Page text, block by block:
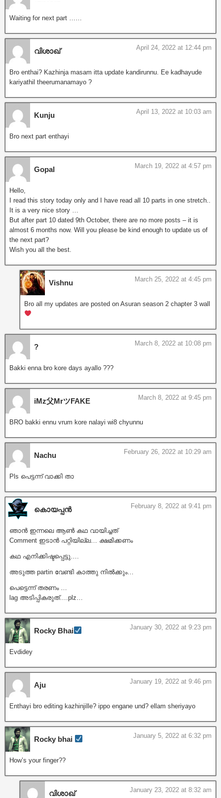
Waiting for next part ……
വിശാഖ് April 24, 2022 at 12:44 pm
Bro enthai? Kazhinja masam itta update kandirunnu. Ee kadhayude
kariyathil theerumanamayo ?
Kunju April 13, 2022 at 10:03 am
Bro next part enthayi
Gopal March 19, 2022 at 4:57 pm
Hello,
I read this story today only and I have read all 10 parts in one stretch..
It is a very nice story …
But after part 10 dated 9th October, there are no more posts – it is
almost 6 months now. Will you please be kind enough to update us of
the next part?
Wish you all the best.
Vishnu March 25, 2022 at 4:45 pm
Bro all my updates are posted on Asuran season 2 chapter 3 wall
? March 8, 2022 at 10:08 pm
Bakki enna bro kore days ayallo ???
iMz父MrツFAKE March 8, 2022 at 9:45 pm
BRO bakki ennu vrum kore nalayi wi8 chyunnu
Nachu February 26, 2022 at 10:29 am
Pls പെട്ടന്ന് വാക്കി താ
കൊയപ്പൻ February 8, 2022 at 9:41 pm
ഞാൻ ഇന്നലെ ആൺ കഥ വായിച്ചത്
Comment ഇടാൻ പറ്റിയില്ല… ക്ഷമിക്കണം
കഥ എനിക്കിഷ്ടപ്പെട്ടു….
അടുത്ത partin വേണ്ടി കാത്തു നിൽക്കും…
പെട്ടെന്ന് തരണം …
lag അടിപ്പികരുത്….plz…
Rocky Bhai January 30, 2022 at 9:23 pm
Evdidey
Aju January 19, 2022 at 9:46 pm
Enthayi bro editing kazhinjille? ippo engane und? ellam sheriyayo
Rocky bhai January 5, 2022 at 6:32 pm
How’s your finger??
വിശാഖ് January 23, 2022 at 8:32 am